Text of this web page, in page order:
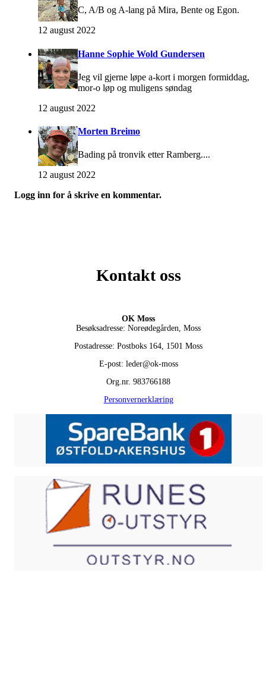
C, A/B og A-lang på Mira, Bente og Egon.
12 august 2022
Hanne Sophie Wold Gundersen
Jeg vil gjerne løpe a-kort i morgen formiddag,
mor-o løp og muligens søndag
12 august 2022
Morten Breimo
Bading på tronvik etter Ramberg....
12 august 2022
Logg inn for å skrive en kommentar.
Kontakt oss
OK Moss
Besøksadresse: Noreødegården, Moss
Postadresse: Postboks 164, 1501 Moss
E-post: leder@ok-moss
Org.nr. 983766188
Personvernerklæring